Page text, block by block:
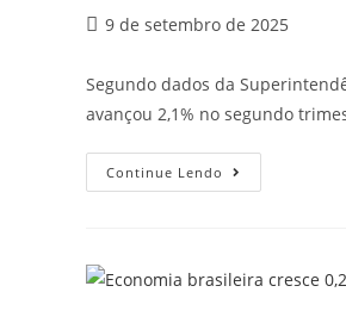
9 de setembro de 2025
Segundo dados da
avançou 2,1% no segundo
Continue Lendo